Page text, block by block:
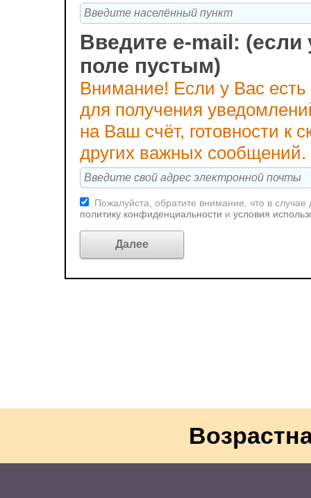
Введите e-mail: (если
поле пустым)
Внимание! Если у Вас
для получения
на Ваш счёт, готовности к
других важных сообщений.
Пожалуйста, обратите внимание, что в
политику конфиденциальности и условия